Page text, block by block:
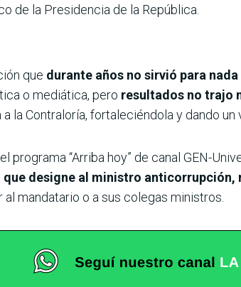
de la Presidencia de la República.
que durante años no sirvió para
o mediática, pero resultados no trajo
la Contraloría, fortaleciéndola y dando
programa “Arriba hoy” de canal GEN-
designe al ministro anticorrupción,
al mandatario o a sus colegas ministros.